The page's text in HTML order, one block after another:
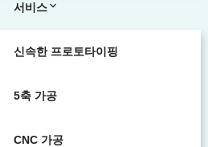
서비스
신속한 프로토타이핑
5축 가공
CNC 가공